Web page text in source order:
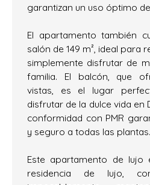
garantizan un uso óptimo
El apartamento también
salón de 149 m², ideal para
simplemente disfrutar de
familia. El balcón, que
vistas, es el lugar
disfrutar de la dulce vida en
conformidad con PMR
y seguro a todas las plantas.
Este apartamento de lujo
residencia de lujo,